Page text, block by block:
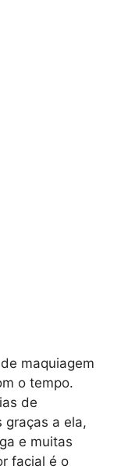
maquiagem
o tempo.
de
graças a ela,
e muitas
facial é o